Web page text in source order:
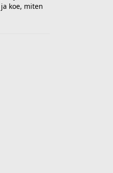
koe, miten